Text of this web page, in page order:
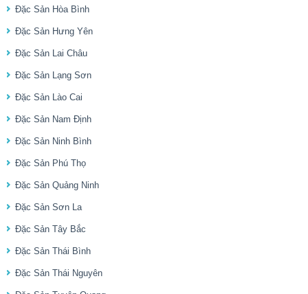
Đặc Sản Hòa Bình
Đặc Sản Hưng Yên
Đặc Sản Lai Châu
Đặc Sản Lạng Sơn
Đặc Sản Lào Cai
Đặc Sản Nam Định
Đặc Sản Ninh Bình
Đặc Sản Phú Thọ
Đặc Sản Quảng Ninh
Đặc Sản Sơn La
Đặc Sản Tây Bắc
Đặc Sản Thái Bình
Đặc Sản Thái Nguyên